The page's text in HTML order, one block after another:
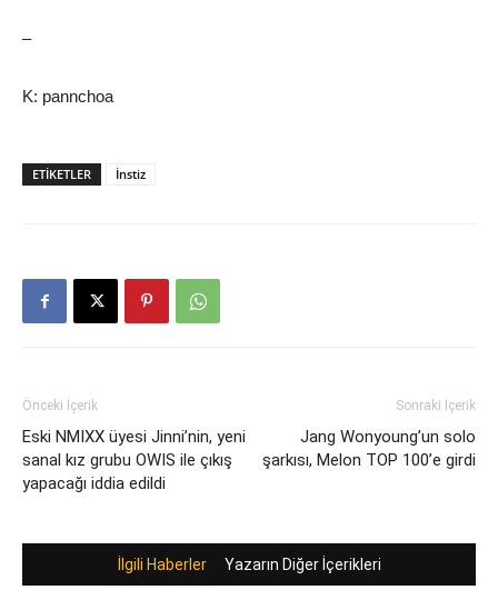
–
K: pannchoa
ETIKETLER İnstiz
Önceki İçerik
Eski NMIXX üyesi Jinni’nin, yeni
sanal kız grubu OWIS ile çıkış
yapacağı iddia edildi
Sonraki İçerik
Jang Wonyoung’un solo
şarkısı, Melon TOP 100’e girdi
İlgili Haberler Yazarın Diğer İçerikleri